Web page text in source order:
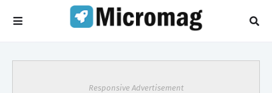
Responsive Advertisement